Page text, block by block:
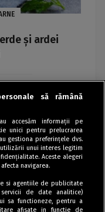
și ardei
să rămână
accesăm informații pe
unici pentru prelucrarea
gestiona preferințele dvs.
unui interes legitim
Aceste alegeri
navigarea.
si agentiile de publicitate
de date analitice)
sa functioneze, pentru a
afisate in functie de